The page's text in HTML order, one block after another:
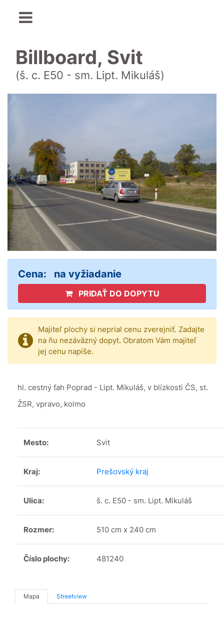
Billboard, Svit
(š. c. E50 - sm. Lipt. Mikuláš)
Cena: na vyžiadanie
PRIDAŤ DO DOPYTU
Majiteľ plochy si neprial cenu zverejniť. Zadajte
na ňu nezáväzný dopyt. Obratom Vám majiteľ
jej cenu napíše.
hl. cestný ťah Poprad - Lipt. Mikuláš, v blízkosti ČS, st.
ŽSR, vpravo, kolmo
Mesto: Svit
Kraj: Prešovský kraj
Ulica: š. c. E50 - sm. Lipt. Mikuláš
Rozmer: 510 cm x 240 cm
Číslo plochy: 481240
Mapa Streetview